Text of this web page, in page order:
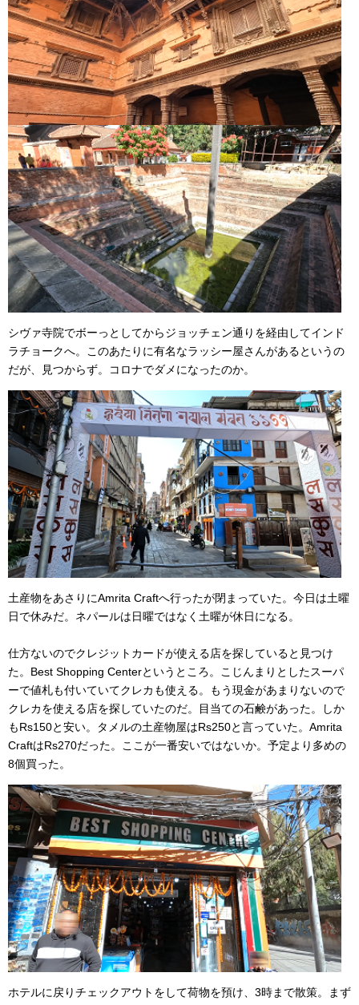
シヴァ寺院でボーっとしてからジョッチェン通りを経由してインド
ラチョークへ。このあたりに有名なラッシー屋さんがあるというの
だが、見つからず。コロナでダメになったのか。
土産物をあさりにAmrita Craftへ行ったが閉まっていた。今日は土曜
日で休みだ。ネパールは日曜ではなく土曜が休日になる。
仕方ないのでクレジットカードが使える店を探していると見つけ
た。Best Shopping Centerというところ。こじんまりとしたスーパ
ーで値札も付いていてクレカも使える。もう現金があまりないので
クレカを使える店を探していたのだ。目当ての石鹸があった。しか
もRs150と安い。タメルの土産物屋はRs250と言っていた。Amrita
CraftはRs270だった。ここが一番安いではないか。予定より多めの
8個買った。
ホテルに戻りチェックアウトをして荷物を預け、3時まで散策。まず